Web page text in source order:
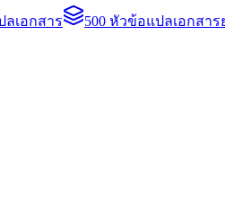
ลเอกสาร 500 หัวข้อแปลเอกสา